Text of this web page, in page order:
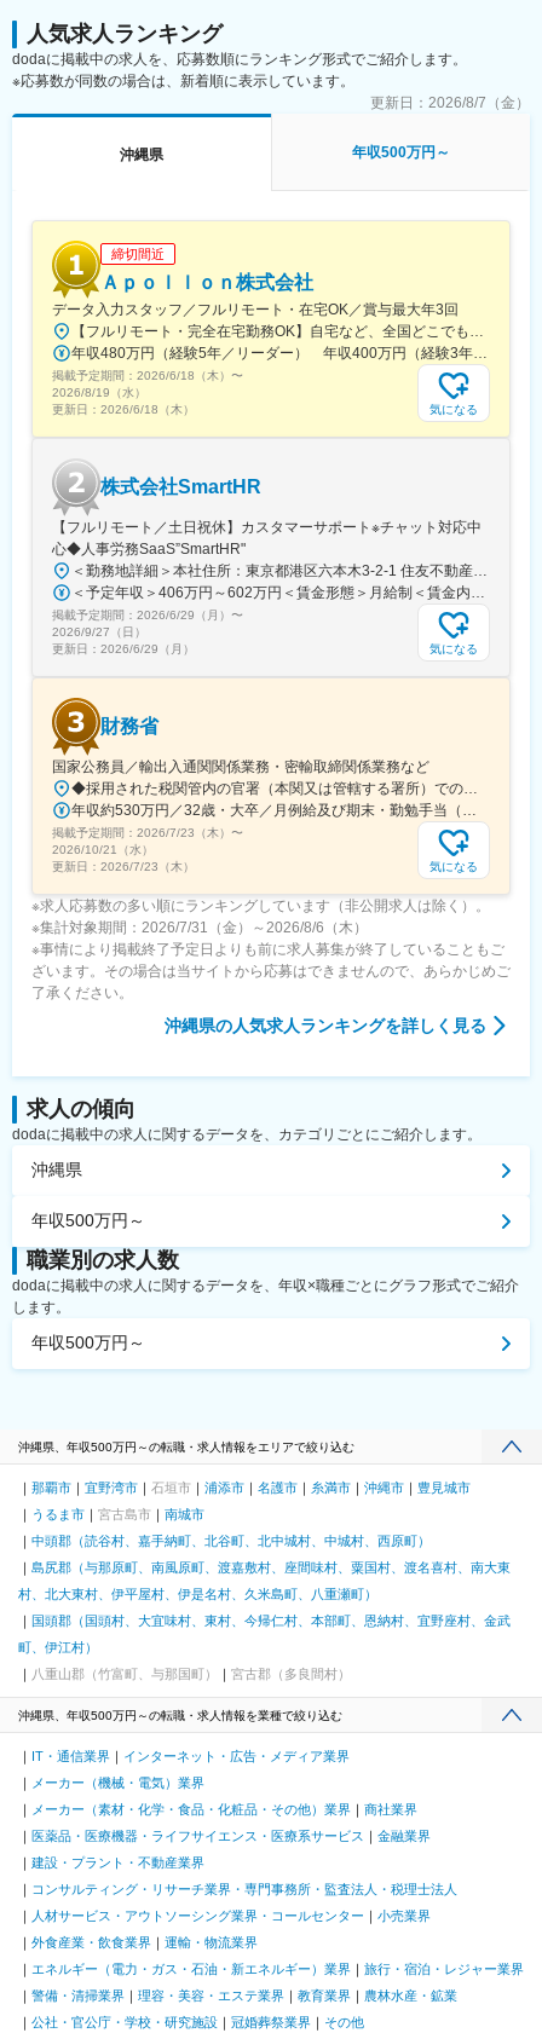
・UIターン支援（引越し支援金あり）
・ワークライフバランス重視の働き方が可能
・長期連休/有給休暇取得可能
弊社は1992年(平成4年)12月の創業以来、上/下水道に関わる「調
た。現在は第二創業期として、事業拡大と新技術の導入を進める
予定です。沖縄のインフラ整備に貢献することを使命とし、地域
社会に欠かせない存在として発展中です。社員の成長を重視し、
資格取得支援や技術研修を充実させることで、プロフェッショナ
ルとしてのスキル向上サポートにも力を入れております。少数精
鋭ながら、技術士をはじめとする専門家が在籍し、確かな技術力
で高品質なサービスを提供しております。
人気求人ランキング
dodaに掲載中の求人を、応募数順にランキング形式でご紹介します。
※応募数が同数の場合は、新着順に表示しています。
更新日： 2026/8/7（金）
沖縄県 年収500万円～
締切間近
Ａｐｏｌｌｏｎ株式会社
データ入力スタッフ／フルリモート・在宅OK／賞与最大年3回
【フルリモート・完全在宅勤務OK】自宅など、全国どこでもあなたが働きやすい場所で働けます★転居を伴う転勤なし★全国47都道府県どこからでも応募OK【本社】東京都新宿区山吹町130番地の15 茜ビル2-A＜アクセス＞有楽町線「江戸川橋駅」、東西線「東西線」より徒歩10分※受動喫煙対策：あり
年収480万円（経験5年／リーダー） 年収400万円（経験3年／メンバー）
掲載予定期間： 2026/6/18（木） 〜
2026/8/19（水）
更新日： 2026/6/18（木） 気になる
株式会社SmartHR
【フルリモート／土日祝休】カスタマーサポート※チャット対応中
心◆人事労務SaaS”SmartHR"
＜勤務地詳細＞本社住所：東京都港区六本木3-2-1 住友不動産六本木グランドタワー勤務地最寄駅：東京メトロ南北線／六本木一丁目駅受動喫煙対策：屋内全面禁煙変更の範囲：会社の定める事業所（リモートワーク含む）
＜予定年収＞406万円～602万円＜賃金形態＞月給制＜賃金内訳＞月額（基本給）：212,480円～315,200円その他固定手当/月：5,000円固定残業手当/月：77,520円～114,800円（固定残業時間45時間0分/月）超過した時間外労働の残業手当は追加支給＜月給＞295,000円～435,000円（一律手当を含む）＜昇給有無＞有＜残業手当＞有賃金はあくまでも目安の金額であり、選考を通じて上下する可能性があります。月給(月額)は固定手当を含めた表記です。
掲載予定期間： 2026/6/29（月） 〜
2026/9/27（日）
更新日： 2026/6/29（月） 気になる
財務省
国家公務員／輸出入通関関係業務・密輸取締関係業務など
◆採用された税関管内の官署（本関又は管轄する署所）での勤務となります。採用後は、他の官署に転勤（含、住居を異にする転勤）することもあります。【参考】税関の管轄区域https://www.customs.go.jp/zeikan/zeikan-kankatsu.pdf【各税関の本関（本部）の所在地】・函館税関本関（北海道函館市海岸町24-4）・東京税関本関（東京都江東区青海2-7-11）・横浜税関本関（神奈川県横浜市中区海岸通1-1）・名古屋税関本関（愛知県名古屋市港区入船2-3-12）・大阪税関本関（大阪府大阪市港区築港4-10-3）・神戸税関本関（兵庫県神戸市中央区新港町12-1）・門司税関本関（福岡県北九州市門司区西海岸町1-3-10）・長崎税関本関（長崎県長崎市出島町1-36）・沖縄地区税関本関（沖縄県那覇市おもろまち2-1-1 6F）
年収約530万円／32歳・大卒／月例給及び期末・勤勉手当（東京都特別区勤務） ※上記モデル例は、参考であり、個人の経歴や業務内容等を踏まえての算定
掲載予定期間： 2026/7/23（木） 〜
2026/10/21（水）
更新日： 2026/7/23（木） 気になる
※求人応募数の多い順にランキングしています（非公開求人は除く）。
※集計対象期間：2026/7/31（金）～2026/8/6（木）
※事情により掲載終了予定日よりも前に求人募集が終了していることもご
ざいます。その場合は当サイトから応募はできませんので、あらかじめご
了承ください。
沖縄県の人気求人ランキングを詳しく見る
求人の傾向
dodaに掲載中の求人に関するデータを、カテゴリごとにご紹介します。
沖縄県
年収500万円～
職業別の求人数
dodaに掲載中の求人に関するデータを、年収×職種ごとにグラフ形式でご紹介
します。
年収500万円～
沖縄県、年収500万円～の転職・求人情報をエリアで絞り込む
那覇市 宜野湾市 石垣市 浦添市 名護市 糸満市 沖縄市
豊見城市
うるま市
宮古島市
南城市
中頭郡（読谷村、嘉手納町、北谷町、北中城村、中城村、西原町）
島尻郡（与那原町、南風原町、渡嘉敷村、座間味村、粟国村、渡名喜村、南大東
村、北大東村、伊平屋村、伊是名村、久米島町、八重瀬町）
国頭郡（国頭村、大宜味村、東村、今帰仁村、本部町、恩納村、宜野座村、金武
町、伊江村）
八重山郡（竹富町、与那国町）
宮古郡（多良間村）
沖縄県、年収500万円～の転職・求人情報を業種で絞り込む
IT・通信業界
インターネット・広告・メディア業界
メーカー（機械・電気）業界
メーカー（素材・化学・食品・化粧品・その他）業界
商社業界
医薬品・医療機器・ライフサイエンス・医療系サービス
金融業界
建設・プラント・不動産業界
コンサルティング・リサーチ業界・専門事務所・監査法人・税理士法人
人材サービス・アウトソーシング業界・コールセンター
小売業界
外食産業・飲食業界
運輸・物流業界
エネルギー（電力・ガス・石油・新エネルギー）業界
旅行・宿泊・レジャー業界
警備・清掃業界
理容・美容・エステ業界 教育業界
農林水産・鉱業
公社・官公庁・学校・研究施設
冠婚葬祭業界 その他